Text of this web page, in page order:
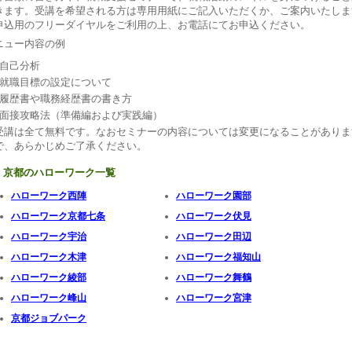
ます。受講を希望される方は専用用紙にご記入いただくか、ご案内いたし
込用のフリーダイヤルをご利用の上、お電話にてお申込ください。
ュー内容の例
自己分析
就職目標の設定について
履歴書や職務経歴書の書き方
面接攻略法（準備編および実践編）
は全て無料です。なおセミナーの内容については変更になることがあり
、あらかじめご了承ください。
京都のハローワーク一覧
ハローワーク西陣
ハローワーク園部
ハローワーク京都七条
ハローワーク伏見
ハローワーク宇治
ハローワーク田辺
ハローワーク木津
ハローワーク福知山
ハローワーク綾部
ハローワーク舞鶴
ハローワーク峰山
ハローワーク宮津
京都ジョブパーク